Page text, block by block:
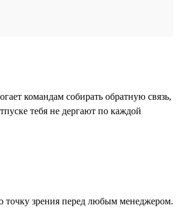
командам собирать обратную связь,
тебя не дергают по каждой
точку зрения перед любым менеджером.